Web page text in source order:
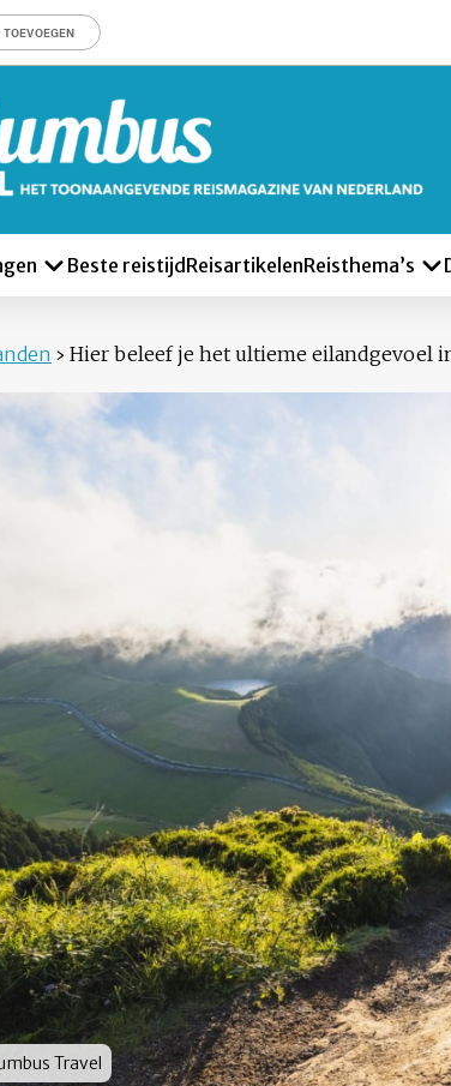
Beste reistijd ReisartikelenReisthema’s
› Hier beleef je het ultieme eilandgevoel
Travel